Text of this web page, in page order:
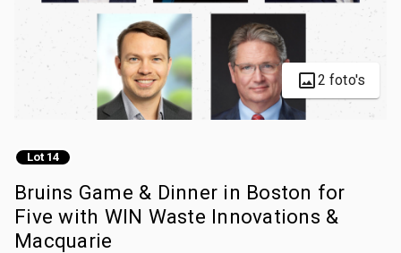
2 foto's
Lot 14
Bruins Game & Dinner in Boston for
Five with WIN Waste Innovations &
Macquarie